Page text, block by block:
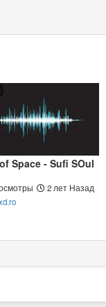
Space - Sufi SOul
2 лет Назад